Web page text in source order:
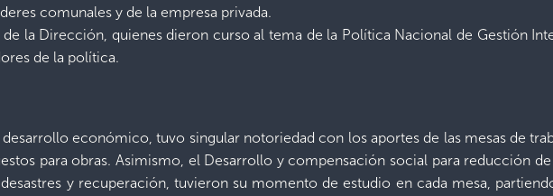
comunales y de la empresa privada.
la Dirección, quienes dieron curso al tema de la Política Nacional de Gestión
de la política.
desarrollo económico, tuvo singular notoriedad con los aportes de las mesas de
para obras. Asimismo, el Desarrollo y compensación social para reducción
y recuperación, tuvieron su momento de estudio en cada mesa,